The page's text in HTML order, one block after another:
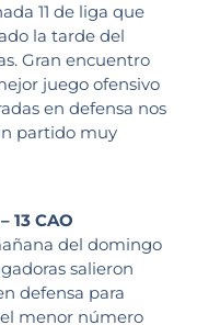
11 de liga que
la tarde del
Gran encuentro
juego ofensivo
en defensa nos
partido muy
13 CAO
del domingo
salieron
defensa para
menor número